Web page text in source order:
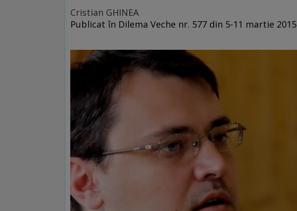
Cristian GHINEA
Publicat în Dilema Veche nr. 577 din 5-11 martie 2015